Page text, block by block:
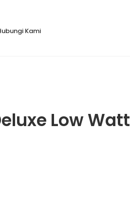
Kami
Low Watt